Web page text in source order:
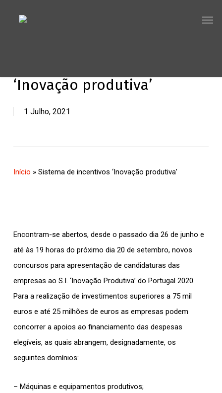
‘Inovação produtiva’
1 Julho, 2021
Início » Sistema de incentivos ‘Inovação produtiva’
Encontram-se abertos, desde o passado dia 26 de junho e
até às 19 horas do próximo dia 20 de setembro, novos
concursos para apresentação de candidaturas das
empresas ao S.I. ‘Inovação Produtiva’ do Portugal 2020.
Para a realização de investimentos superiores a 75 mil
euros e até 25 milhões de euros as empresas podem
concorrer a apoios ao financiamento das despesas
elegíveis, as quais abrangem, designadamente, os
seguintes domínios:
– Máquinas e equipamentos produtivos;